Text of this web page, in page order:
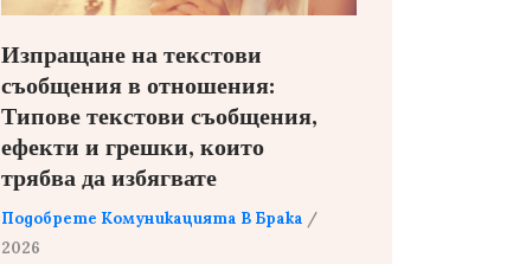
Изпращане на текстови
съобщения в отношения:
Типове текстови съобщения,
ефекти и грешки, които
трябва да избягвате
Подобрете Комуникацията В Брака /
2026